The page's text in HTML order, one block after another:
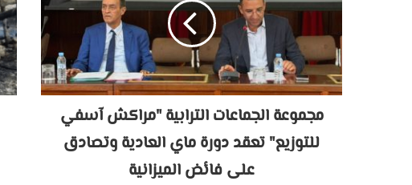
مجموعة الجماعات الترابية "مراكش آسفي
للتوزيع" تعقد دورة ماي العادية وتصادق
على فائض الميزانية